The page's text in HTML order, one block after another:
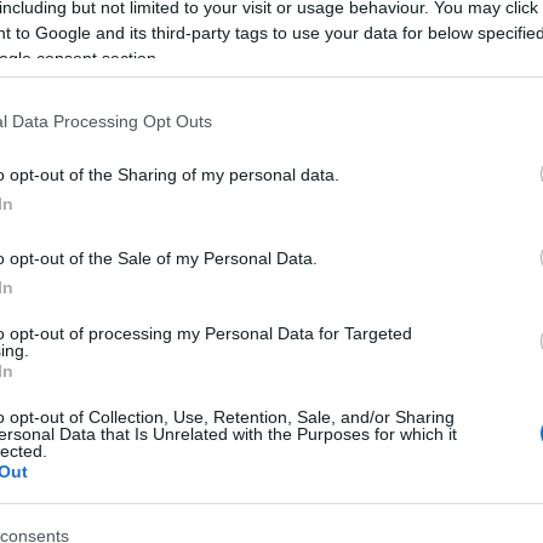
but not limited to your visit or usage behaviour. You may
to Google and its third-party tags to use your data for below
consent section.
Data Processing Opt Outs
opt-out of the Sharing of my personal data.
opt-out of the Sale of my Personal Data.
opt-out of processing my Personal Data for Targeted
opt-out of Collection, Use, Retention, Sale, and/or Sharing
Data that Is Unrelated with the Purposes for which it
ismerik az ügyet.
források szerint az izraeli tisztviselők
köztük bombákat, lőszert és
kérnek az amerikai kormánytól.
között, amelyeket nyomásgyakorlásra
tüzérségi lövedékek és a közös
A tisztviselők elmondták, hogy valószínűleg
szállítását, bár ennek ötlete felmerült.
lassítaná az izraeli civilek és az